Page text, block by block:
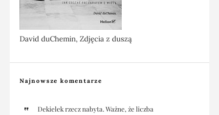
David duChemin, Zdjęcia z duszą
Najnowsze komentarze
Dekielek rzecz nabyta. Ważne, że liczba